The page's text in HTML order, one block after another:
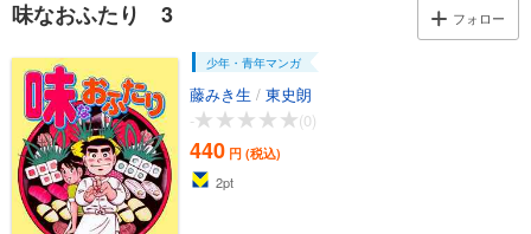
味なおふたり 3 フォロー
少年・青年マンガ
藤みき生 / 東史朗
-
(0)
440 円 (税込)
2pt